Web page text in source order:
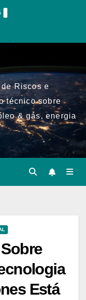
Riscos e
técnico sobre
& gás, energia
Está